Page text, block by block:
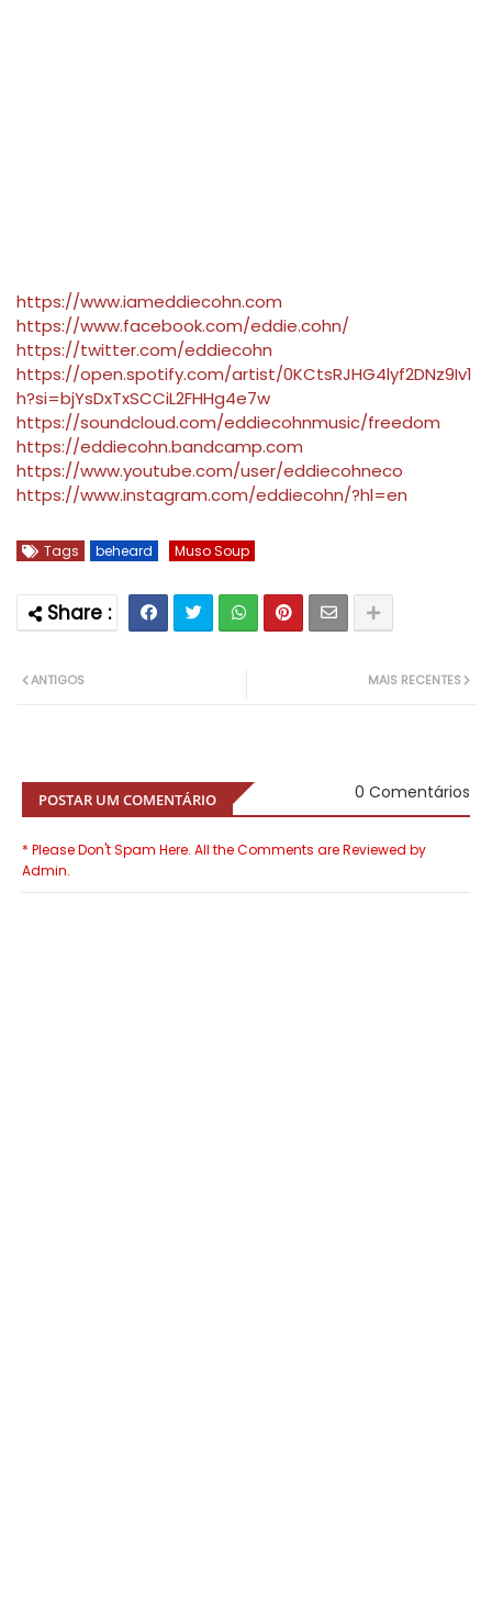
https://www.iameddiecohn.com
https://www.facebook.com/eddie.cohn/
https://twitter.com/eddiecohn
https://open.spotify.com/artist/0KCtsRJHG4lyf2DNz9Iv1
h?si=bjYsDxTxSCCiL2FHHg4e7w
https://soundcloud.com/eddiecohnmusic/freedom
https://eddiecohn.bandcamp.com
https://www.youtube.com/user/eddiecohneco
https://www.instagram.com/eddiecohn/?hl=en
Tags beheard Muso Soup
MAIS RECENTES
ANTIGOS
POSTAR UM COMENTÁRIO 0 Comentários
* Please Don't Spam Here. All the Comments are Reviewed by
Admin.